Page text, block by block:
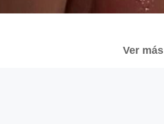
Ver más